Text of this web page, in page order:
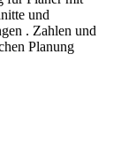
und
. Zahlen und
Planung